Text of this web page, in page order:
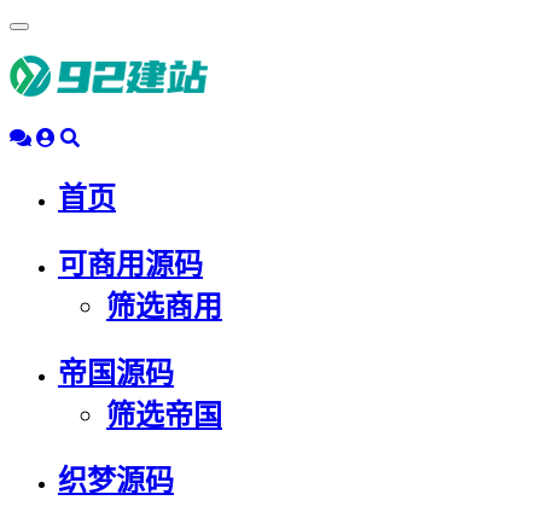
动
导
首页
可商用源码
筛选商用
帝国源码
筛选帝国
织梦源码